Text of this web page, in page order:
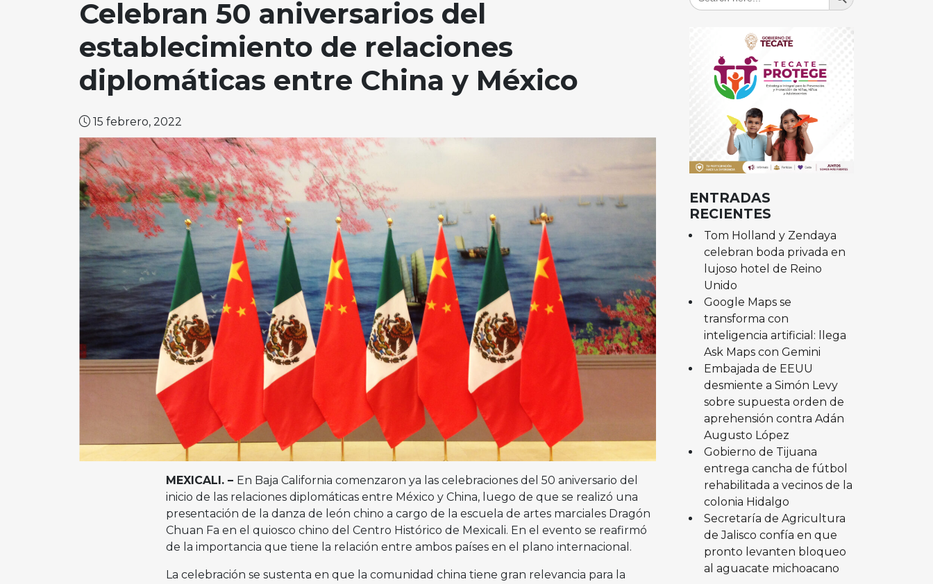
Celebran 50 aniversarios del
establecimiento de relaciones
diplomáticas entre China y México
15 febrero, 2022
MEXICALI. – En Baja California comenzaron ya las celebraciones del 50 aniversario del
inicio de las relaciones diplomáticas entre México y China, luego de que se realizó una
presentación de la danza de león chino a cargo de la escuela de artes marciales Dragón
Chuan Fa en el quiosco chino del Centro Histórico de Mexicali. En el evento se reafirmó
de la importancia que tiene la relación entre ambos países en el plano internacional.
La celebración se sustenta en que la comunidad china tiene gran relevancia para la
ENTRADAS
RECIENTES
Tom Holland y Zendaya
celebran boda privada en
lujoso hotel de Reino
Unido
Google Maps se
transforma con
inteligencia artificial: llega
Ask Maps con Gemini
Embajada de EEUU
desmiente a Simón Levy
sobre supuesta orden de
aprehensión contra Adán
Augusto López
Gobierno de Tijuana
entrega cancha de fútbol
rehabilitada a vecinos de la
colonia Hidalgo
Secretaría de Agricultura
de Jalisco confía en que
pronto levanten bloqueo
al aguacate michoacano